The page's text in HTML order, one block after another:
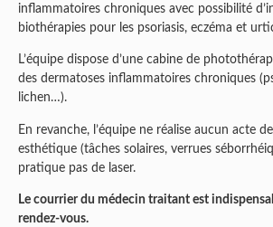
inflammatoires chroniques avec possibilité
biothérapies pour les psoriasis, eczéma et
L’équipe dispose d’une cabine de
des dermatoses inflammatoires chroniques
lichen…).
En revanche, l’équipe ne réalise aucun acte
esthétique (tâches solaires, verrues
pratique pas de laser.
Le courrier du médecin traitant est
rendez-vous.